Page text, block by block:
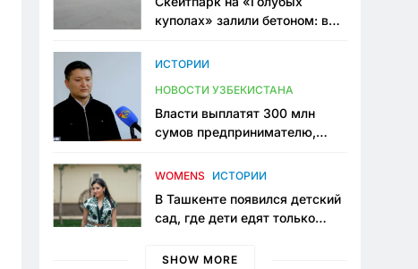
куполах» залили бетоном: в
одно общественное
ИСТОРИИ
НОВОСТИ УЗБЕКИСТАНА
Власти выплатят 300 млн
сумов предпринимателю,
тюрьме по незаконному
WOMENS ИСТОРИИ
В Ташкенте появился детский
сад, где дети едят только
мама, которая устала просить
SHOW MORE